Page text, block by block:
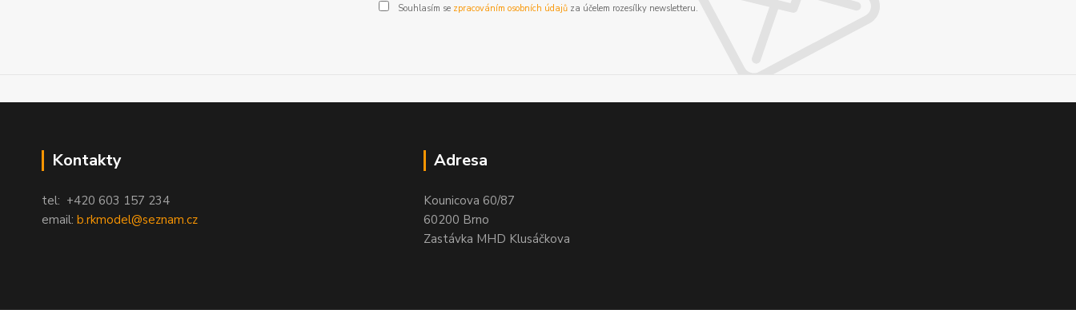
Souhlasím se zpracováním osobních údajůza účelem rozesílky newsletteru.
Kontakty
tel: +420 603 157 234
email: b.rkmodel@seznam.cz
Adresa
Kounicova 60/87
60200 Brno
Zastávka MHD Klusáčkova